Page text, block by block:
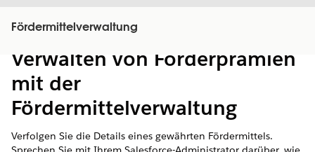
Fördermittelverwaltung
Inhalt anzeigen
Inhalt
Verwalten von Förderprämien
mit der
Fördermittelverwaltung
Verfolgen Sie die Details eines gewährten Fördermittels.